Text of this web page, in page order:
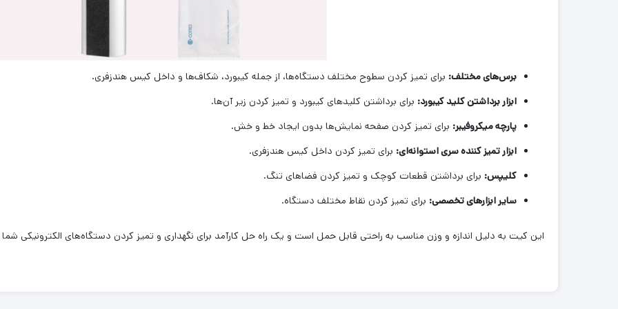
برس‌های مختلف: برای تمیز کردن سطوح مختلف دستگاه‌ها، از جمله کیبورد، شکاف‌ها و داخل کیس هندزفری.
ابزار برداشتن کلید کیبورد: برای برداشتن کلیدهای کیبورد و تمیز کردن زیر آن‌ها.
پارچه میکروفیبر: برای تمیز کردن صفحه نمایش‌ها بدون ایجاد خط و خش.
ابزار تمیز کننده سری استوانه‌ای: برای تمیز کردن داخل کیس هندزفری.
کلیپس: برای برداشتن قطعات کوچک و تمیز کردن فضاهای تنگ.
سایر ابزارهای تخصصی: برای تمیز کردن نقاط مختلف دستگاه.
این کیت به دلیل اندازه و وزن مناسب به راحتی قابل حمل است و یک راه حل کارآمد برای نگهداری و تمیز کردن دستگاه‌های الکترونیکی